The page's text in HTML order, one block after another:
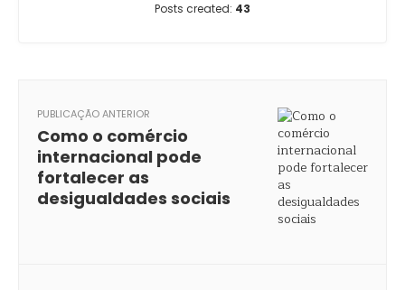
Posts created: 43
PUBLICAÇÃO ANTERIOR
Como o comércio
internacional pode
fortalecer as
desigualdades sociais